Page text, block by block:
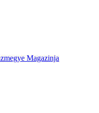
Magazinja